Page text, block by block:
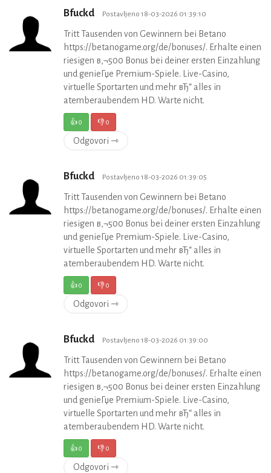
Bfuckd Postavljeno 18-03-2026 01:39:10
Tritt Tausenden von Gewinnern bei Betano
https://betanogame.org/de/bonuses/. Erhalte einen
riesigen в‚¬500 Bonus bei deiner ersten Einzahlung
und genieГџe Premium-Spiele. Live-Casino,
virtuelle Sportarten und mehr вЂ“ alles in
atemberaubendem HD. Warte nicht.
👍0 👎0
Odgovori ⇾
Bfuckd Postavljeno 18-03-2026 01:39:05
Tritt Tausenden von Gewinnern bei Betano
https://betanogame.org/de/bonuses/. Erhalte einen
riesigen в‚¬500 Bonus bei deiner ersten Einzahlung
und genieГџe Premium-Spiele. Live-Casino,
virtuelle Sportarten und mehr вЂ“ alles in
atemberaubendem HD. Warte nicht.
👍0 👎0
Odgovori ⇾
Bfuckd Postavljeno 18-03-2026 01:39:00
Tritt Tausenden von Gewinnern bei Betano
https://betanogame.org/de/bonuses/. Erhalte einen
riesigen в‚¬500 Bonus bei deiner ersten Einzahlung
und genieГџe Premium-Spiele. Live-Casino,
virtuelle Sportarten und mehr вЂ“ alles in
atemberaubendem HD. Warte nicht.
👍0 👎0
Odgovori ⇾